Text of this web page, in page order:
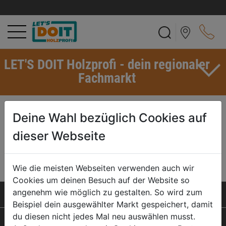
LET'S DOIT Holzprofi - dein regionaler
Fachmarkt
MAGNESIUM-OXID-STRAHLER
Bei den sog. Magnesium-Oxid-Strahlern handelt es sich um zumeist
in U-Form angebotene, gebogene Rohrheizkörper. Sie erzeugen
Infrarotwärme und werden bei Infrarotkabinen eingesetzt.
SERVICELEISTUNGEN
PRODUKTE
Deine Wahl bezüglich Cookies auf
dieser Webseite
Wie die meisten Webseiten verwenden auch wir
Cookies um deinen Besuch auf der Website so
angenehm wie möglich zu gestalten. So wird zum
Beispiel dein ausgewählter Markt gespeichert, damit
du diesen nicht jedes Mal neu auswählen musst.